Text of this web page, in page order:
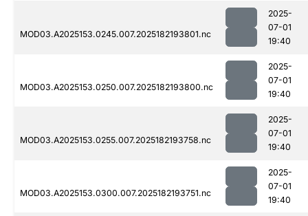
MOD03.A2025153.0245.007.2025182193801.nc
2025-
07-01
19:40
MOD03.A2025153.0250.007.2025182193800.nc
2025-
07-01
19:40
MOD03.A2025153.0255.007.2025182193758.nc
2025-
07-01
19:40
MOD03.A2025153.0300.007.2025182193751.nc
2025-
07-01
19:40